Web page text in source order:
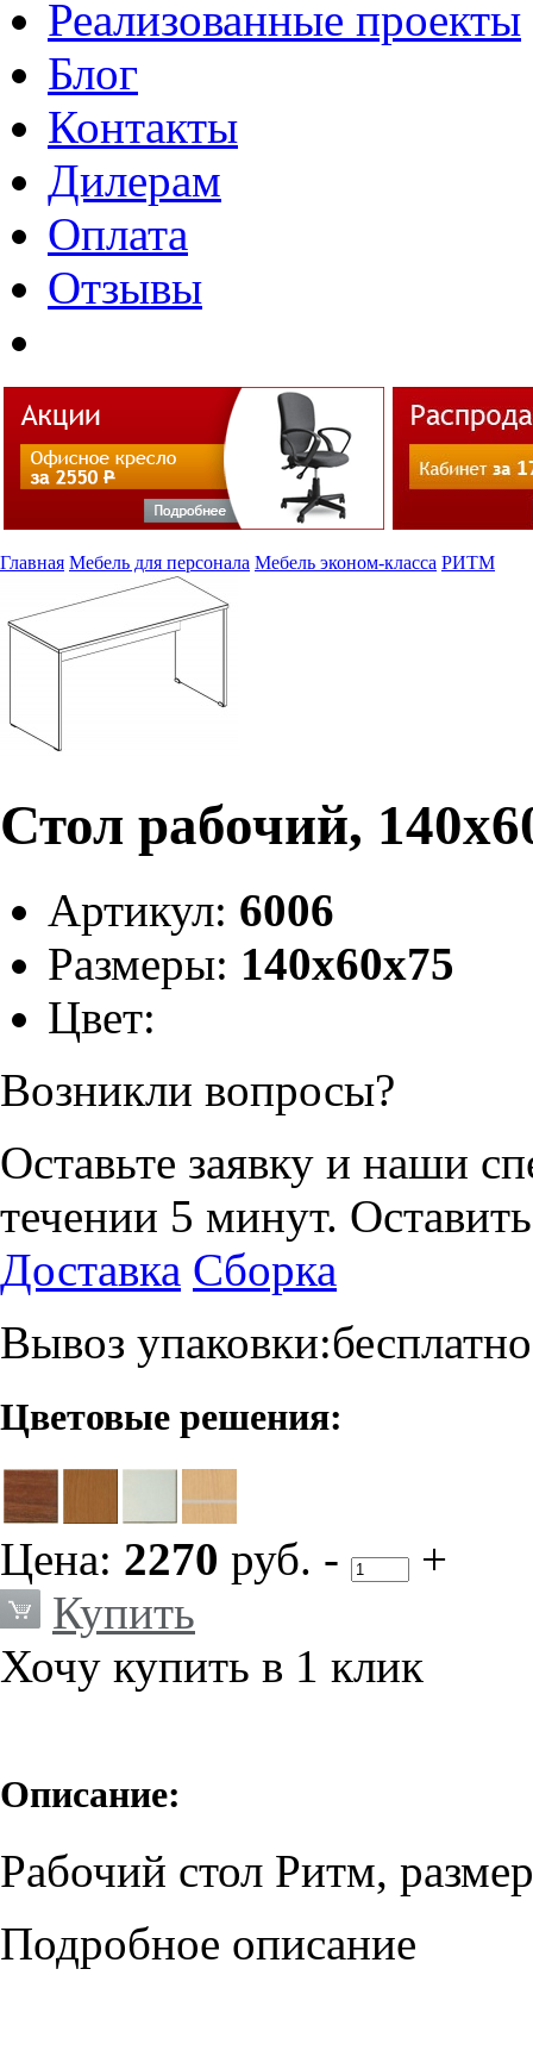
Реализованные проекты
Блог
Контакты
Дилерам
Оплата
Отзывы
Главная Мебель для персонала Мебель эконом-класса РИТМ
Стол рабочий,
Артикул: 6006
Размеры: 140х60х75
Цвет:
Возникли вопросы?
Оставьте заявку и наши
течении 5 минут.
Доставка Сборка
Вывоз упаковки:бесплатно
Цветовые решения:
Цена: 2270 руб. -
+
Купить
Хочу купить в 1 клик
Описание:
Рабочий стол Ритм,
Подробное описание